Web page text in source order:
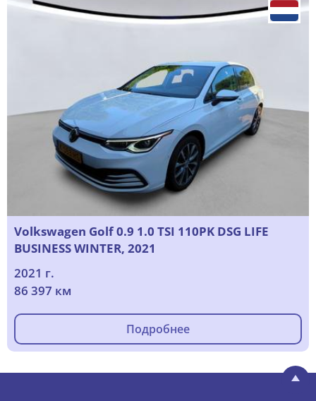
Volkswagen Golf 0.9 1.0 TSI 110PK DSG LIFE
BUSINESS WINTER, 2021
2021 г.
86 397 км
Подробнее